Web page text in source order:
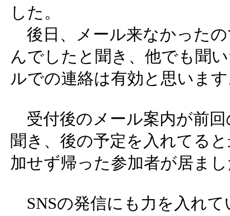
した。
後日、メール来なかった
んでしたと聞き、他でも聞
ルでの連絡は有効と思いま
受付後のメール案内が前
聞き、後の予定を入れてる
加せず帰った参加者が居ま
SNSの発信にも力を入れ